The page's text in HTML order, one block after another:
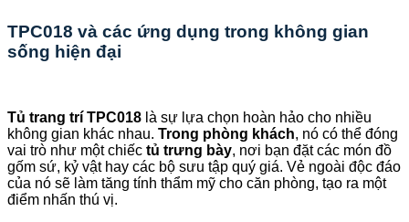
TPC018 và các ứng dụng trong không gian
sống hiện đại
Tủ trang trí TPC018 là sự lựa chọn hoàn hảo cho nhiều
không gian khác nhau. Trong phòng khách, nó có thể đóng
vai trò như một chiếc tủ trưng bày, nơi bạn đặt các món đồ
gốm sứ, kỷ vật hay các bộ sưu tập quý giá. Vẻ ngoài độc đáo
của nó sẽ làm tăng tính thẩm mỹ cho căn phòng, tạo ra một
điểm nhấn thú vị.